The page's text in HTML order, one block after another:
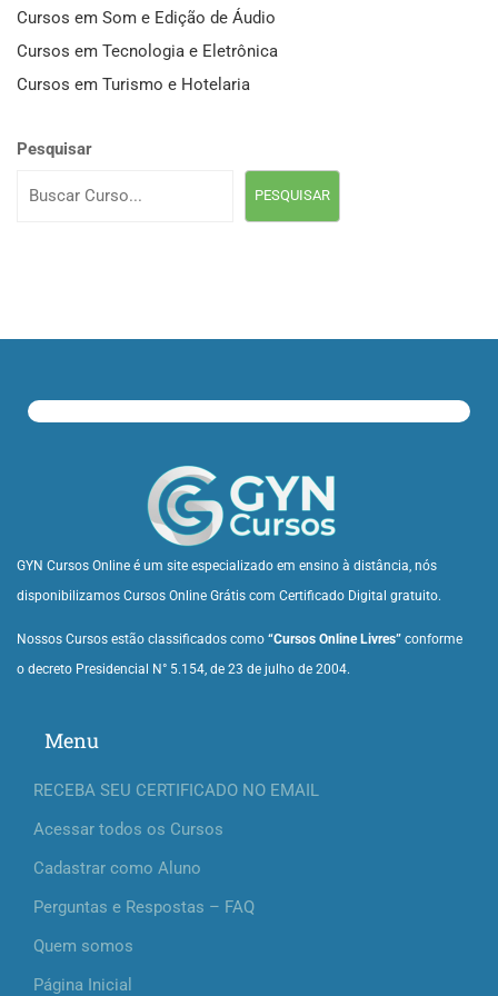
Cursos em Som e Edição de Áudio
Cursos em Tecnologia e Eletrônica
Cursos em Turismo e Hotelaria
Pesquisar
PESQUISAR
GYN Cursos Online é um site especializado em ensino à distância, nós
disponibilizamos Cursos Online Grátis com Certificado Digital gratuito.
Nossos Cursos estão classificados como “Cursos Online Livres” conforme
o decreto Presidencial N° 5.154, de 23 de julho de 2004.
Menu
RECEBA SEU CERTIFICADO NO EMAIL
Acessar todos os Cursos
Cadastrar como Aluno
Perguntas e Respostas – FAQ
Quem somos
Página Inicial